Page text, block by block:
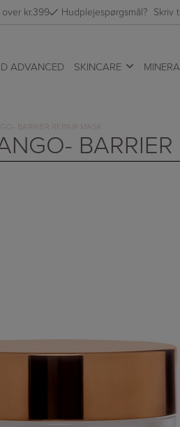
kr.399 Hudplejespørgsmål? Skriv
ADVANCED SKINCARE
BARRIER REPAIR MASKBARRIER